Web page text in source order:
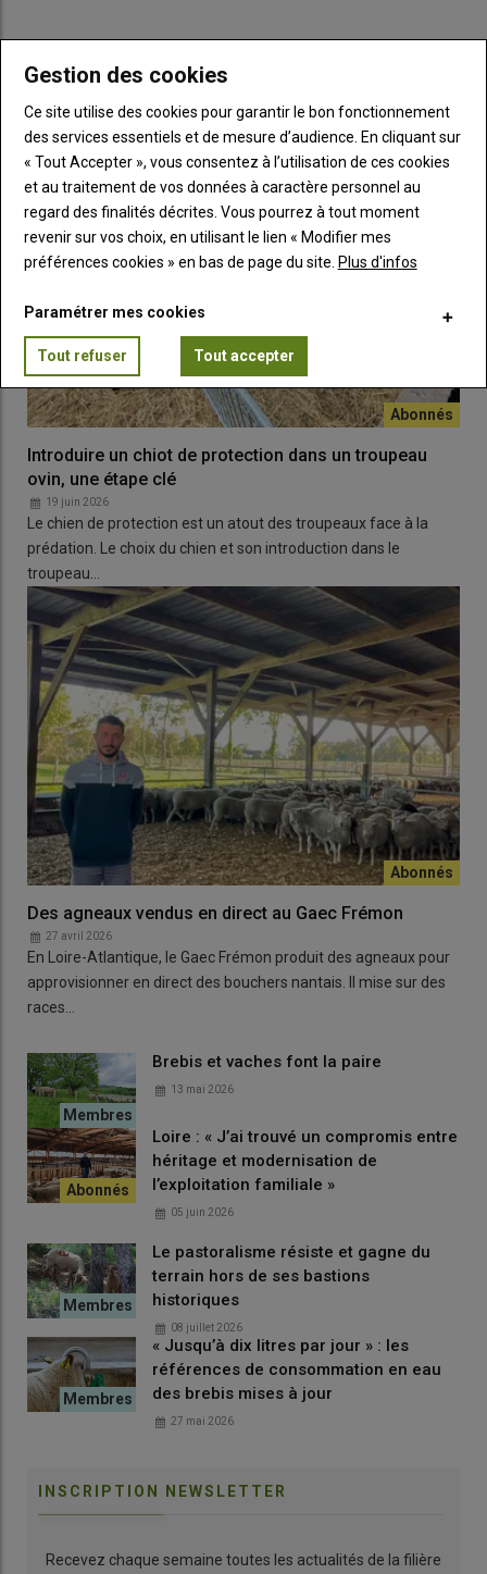
agricoles et Interbev.
Lire aussi :Accord UE-Inde : qu'en est-il de la
viande ovine ?
Le texte de l’accord doit encore être finalisé et présenté au
Conseil et au Parlement européen, avant d’être adopté et
d’entrer en vigueur. La France ne devrait pas s’y opposer.
LES PLUS LUS
Introduire un chiot de protection dans un troupeau
ovin, une étape clé
19 juin 2026
Le chien de protection est un atout des troupeaux face à la
prédation. Le choix du chien et son introduction dans le
troupeau…
Des agneaux vendus en direct au Gaec Frémon
27 avril 2026
En Loire-Atlantique, le Gaec Frémon produit des agneaux pour
approvisionner en direct des bouchers nantais. Il mise sur des
races…
Brebis et vaches font la paire
13 mai 2026
Loire : « J’ai trouvé un compromis entre
héritage et modernisation de
l’exploitation familiale »
05 juin 2026
Le pastoralisme résiste et gagne du
terrain hors de ses bastions
historiques
08 juillet 2026
« Jusqu’à dix litres par jour » : les
références de consommation en eau
des brebis mises à jour
27 mai 2026
INSCRIPTION NEWSLETTER
Recevez chaque semaine toutes les actualités de la filière
Gestion des cookies
Ce site utilise des cookies pour garantir le bon fonctionnement
des services essentiels et de mesure d’audience. En cliquant sur
« Tout Accepter », vous consentez à l’utilisation de ces cookies
et au traitement de vos données à caractère personnel au
regard des finalités décrites. Vous pourrez à tout moment
revenir sur vos choix, en utilisant le lien « Modifier mes
préférences cookies » en bas de page du site. Plus d'infos
Paramétrer mes cookies
Tout refuser Tout accepter